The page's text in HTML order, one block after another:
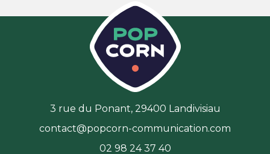
3 rue du Ponant, 29400 Landivisiau
contact@popcorn-communication.com
02 98 24 37 40